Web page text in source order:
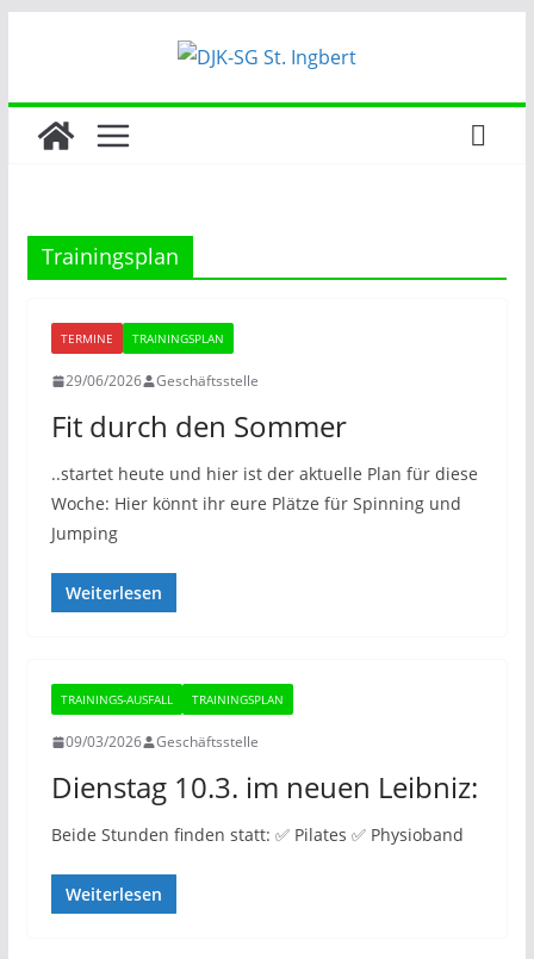
Trainingsplan
TERMINE TRAININGSPLAN
29/06/2026 Geschäftsstelle
Fit durch den Sommer
..startet heute und hier ist der aktuelle Plan für diese
Woche: Hier könnt ihr eure Plätze für Spinning und
Jumping
Weiterlesen
TRAININGS-AUSFALL TRAININGSPLAN
09/03/2026 Geschäftsstelle
Dienstag 10.3. im neuen Leibniz:
Beide Stunden finden statt: ✅️ Pilates ✅️ Physioband
Weiterlesen